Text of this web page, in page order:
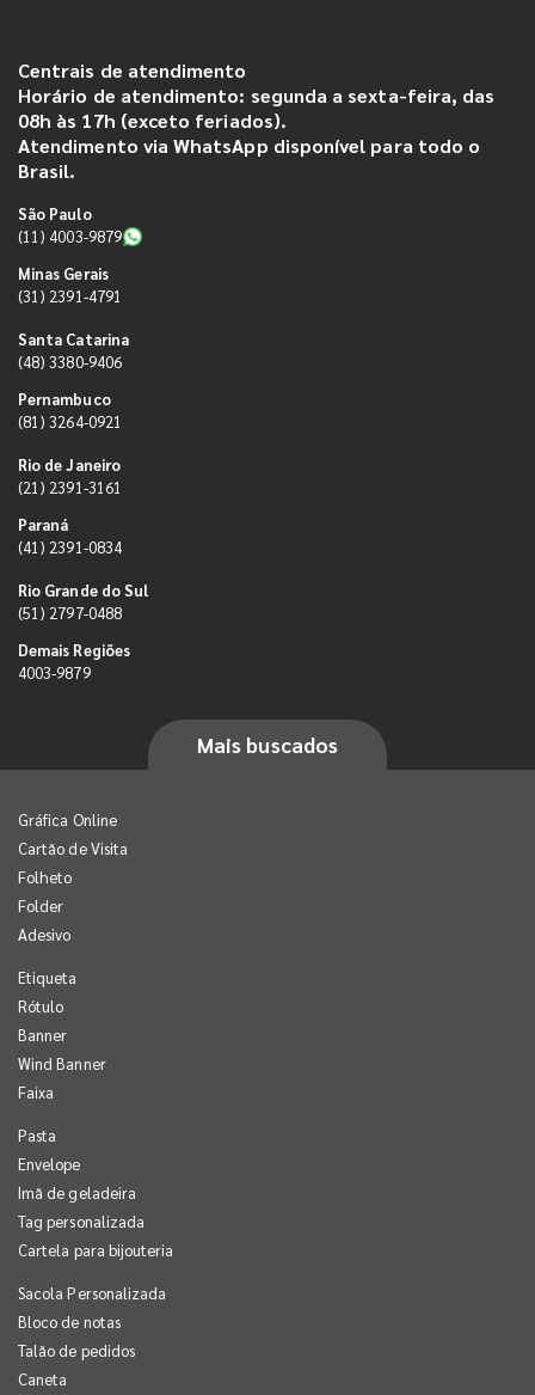
Centrais de atendimento
Horário de atendimento: segunda a sexta-feira, das
08h às 17h (exceto feriados).
Atendimento via WhatsApp disponível para todo o
Brasil.
São Paulo
(11) 4003-9879
Minas Gerais
(31) 2391-4791
Santa Catarina
(48) 3380-9406
Pernambuco
(81) 3264-0921
Rio de Janeiro
(21) 2391-3161
Paraná
(41) 2391-0834
Rio Grande do Sul
(51) 2797-0488
Demais Regiões
4003-9879
Mais buscados
Gráfica Online
Cartão de Visita
Folheto
Folder
Adesivo
Etiqueta
Rótulo
Banner
Wind Banner
Faixa
Pasta
Envelope
Imã de geladeira
Tag personalizada
Cartela para bijouteria
Sacola Personalizada
Bloco de notas
Talão de pedidos
Caneta